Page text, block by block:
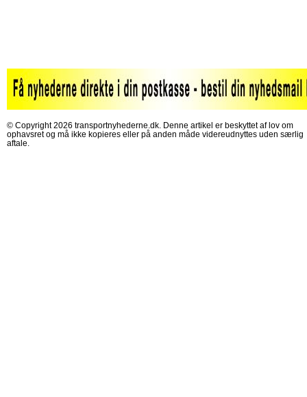
© Copyright 2026 transportnyhederne.dk. Denne artikel er beskyttet af lov om
ophavsret og må ikke kopieres eller på anden måde videreudnyttes uden særlig
aftale.